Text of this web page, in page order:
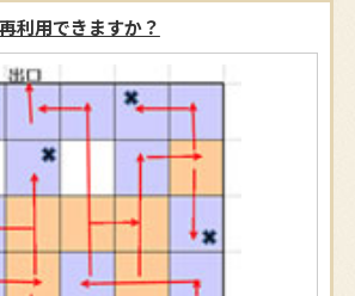
利用できますか？